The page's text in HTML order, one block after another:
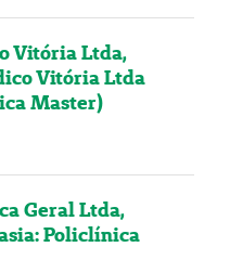
Vitória Ltda,
Vitória Ltda
Master)
Geral Ltda,
Policlínica